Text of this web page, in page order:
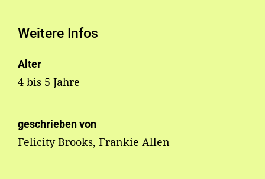
Weitere Infos
Alter
4 bis 5 Jahre
geschrieben von
Felicity Brooks, Frankie Allen